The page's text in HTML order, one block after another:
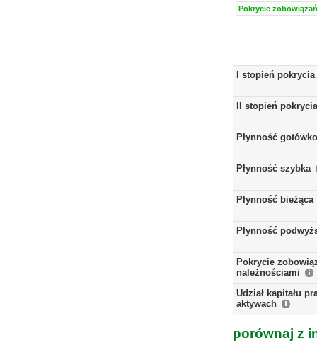
Pokrycie
I stopień pokrycia
II stopień pokrycia
Płynność
Płynność szybka
Płynność bieżąca
Płynność
Pokrycie
należnościami
Udział kapitału
aktywach
porównaj z